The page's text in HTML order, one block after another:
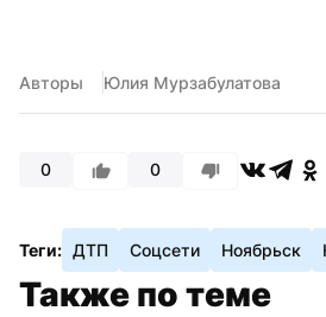
Авторы Юлия Мурзабулатова
0 0
Теги: ДТП Соцсети Ноябрьск
Также по теме